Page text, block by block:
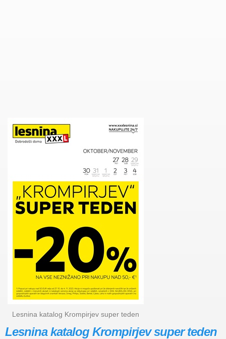
Lesnina katalog Krompirjev super teden
Lesnina katalog Krompirjev super teden